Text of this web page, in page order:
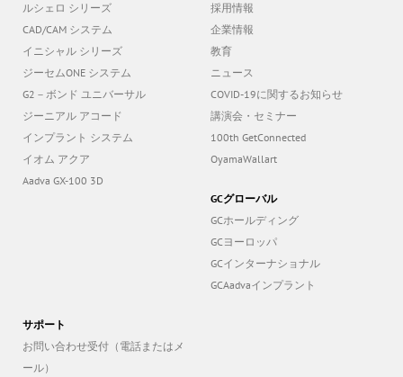
ルシェロ シリーズ
CAD/CAM システム
イニシャル シリーズ
ジーセムONE システム
G2－ボンド ユニバーサル
ジーニアル アコード
インプラント システム
イオム アクア
Aadva GX-100 3D
採用情報
企業情報
教育
ニュース
COVID-19に関するお知らせ
講演会・セミナー
100th GetConnected
OyamaWallart
GCグローバル
GCホールディング
GCヨーロッパ
GCインターナショナル
GCAadvaインプラント
サポート
お問い合わせ受付（電話またはメ
ール）